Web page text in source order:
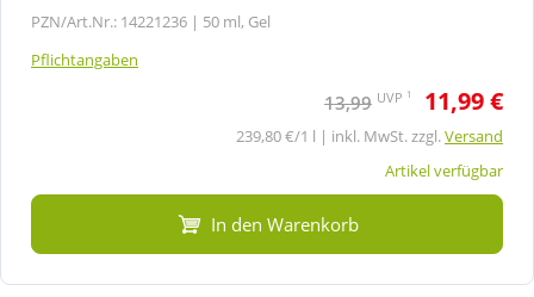
PZN/Art.Nr.: 14221236 | 50 ml, Gel
Pflichtangaben
13,99 UVP 1 11,99 €
239,80 €/1 l | inkl. MwSt. zzgl.Versand
Artikel verfügbar
In den Warenkorb